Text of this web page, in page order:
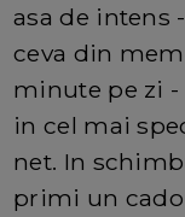
asa de intens
ceva din
minute pe zi
in cel mai
net. In
primi un